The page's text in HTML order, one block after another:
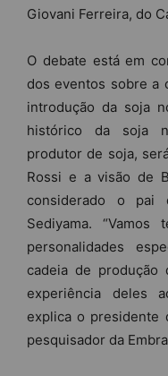
Giovani Ferreira, do
O debate está em
dos eventos sobre a
introdução da soja
histórico da soja
produtor de soja,
Rossi e a visão de
considerado o
Sediyama.
personalidades
cadeia de
experiência deles
explica o presidente
pesquisador da